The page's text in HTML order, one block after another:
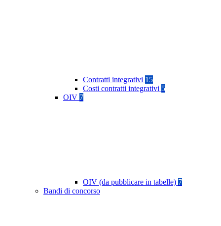
Contratti integrativi 15
Costi contratti integrativi 5
OIV 7
OIV (da pubblicare in tabelle) 7
Bandi di concorso